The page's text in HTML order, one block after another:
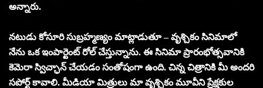
అన్నారు.
నటుడు కోసూరి సుబ్రహ్మణ్యం మాట్లాడుతూ – వృశ్చికం సినిమాలో
నేను ఒక ఇంపార్టెంట్ రోల్ చేస్తున్నాను. ఈ సినిమా ప్రారంభోత్సవానికి
కెమెరా స్విచ్ఛాన్ చేయడం సంతోషంగా ఉంది. చిన్న చిత్రానికి మీ అందరి
సపోర్ట్ కావాలి. మీడియా మిత్రులు మా వృశ్చికం మూవీని ప్రేక్షకుల